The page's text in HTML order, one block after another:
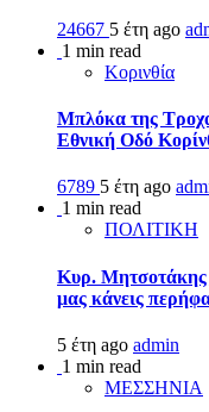
24667 5 έτη ago
1 min read
Κορινθία
Μπλόκα της
Εθνική Οδό
6789 5 έτη ago
1 min read
ΠΟΛΙΤΙΚΗ
Κυρ. Μητσοτάκης
μας κάνεις
5 έτη ago admin
1 min read
ΜΕΣΣΗΝΙΑ